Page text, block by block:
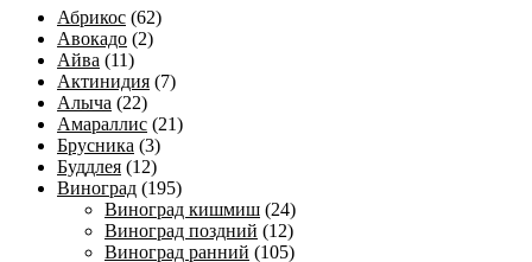
Абрикос (62)
Авокадо (2)
Айва (11)
Актинидия (7)
Алыча (22)
Амараллис (21)
Брусника (3)
Буддлея (12)
Виноград (195)
Виноград кишмиш (24)
Виноград поздний (12)
Виноград ранний (105)